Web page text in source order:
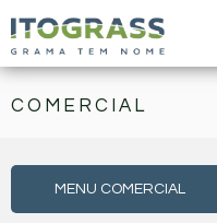
COMERCIAL
MENU COMERCIAL